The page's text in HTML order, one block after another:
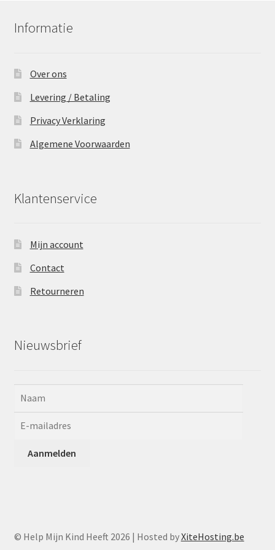
Informatie
Over ons
Levering / Betaling
Privacy Verklaring
Algemene Voorwaarden
Klantenservice
Mijn account
Contact
Retourneren
Nieuwsbrief
© Help Mijn Kind Heeft 2026 | Hosted byXiteHosting.be